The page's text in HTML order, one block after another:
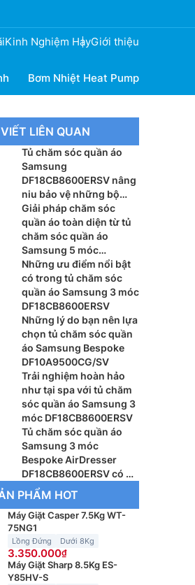
Kinh Nghiệm HayGiới thiệu
Bơm Nhiệt Heat Pump
LIÊN QUAN
Tủ chăm sóc quần áo
Samsung
DF18CB8600ERSV nâng
niu bảo vệ những bộ
trang phục cao cấp
Giải pháp chăm sóc
quần áo toàn diện từ tủ
chăm sóc quần áo
Samsung 5 móc
DF24CB9900CRSV
Những ưu điểm nổi bật
có trong tủ chăm sóc
quần áo Samsung 3 móc
DF18CB8600ERSV
Những lý do bạn nên lựa
chọn tủ chăm sóc quần
áo Samsung Bespoke
DF10A9500CG/SV
Trải nghiệm hoàn hảo
như tại spa với tủ chăm
sóc quần áo Samsung 3
móc DF18CB8600ERSV
Tủ chăm sóc quần áo
Samsung 3 móc
Bespoke AirDresser
DF18CB8600ERSV có gì
nổi bật?
PHẨM HOT
Máy Giặt Casper 7.5Kg WT-
75NG1
Lồng Đứng Dưới 8Kg
3.350.000
Máy Giặt Sharp 8.5Kg ES-
Y85HV-S